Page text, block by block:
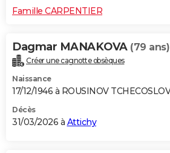
Famille CARPENTIER
Dagmar MANAKOVA (79 ans)
Créer une cagnotte obsèques
Naissance
17/12/1946 à ROUSINOV
Décès
31/03/2026 à Attichy